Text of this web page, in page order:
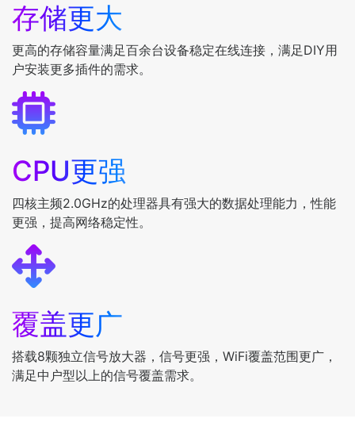
存储更大
更高的存储容量满足百余台设备稳定在线连接，满足DIY用
户安装更多插件的需求。
CPU更强
四核主频2.0GHz的处理器具有强大的数据处理能力，性能
更强，提高网络稳定性。
覆盖更广
搭载8颗独立信号放大器，信号更强，WiFi覆盖范围更广，
满足中户型以上的信号覆盖需求。